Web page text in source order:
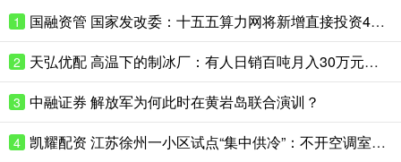
1 国融资管 国家发改委：十五五算力网将新增直接投资4万亿
2 天弘优配 高温下的制冰厂：有人日销百吨月入30万元，忙的时候一天只睡三四小时
3 中融证券 解放军为何此时在黄岩岛联合演训？
4 凯耀配资 江苏徐州一小区试点“集中供冷”：不开空调室温可低至25℃